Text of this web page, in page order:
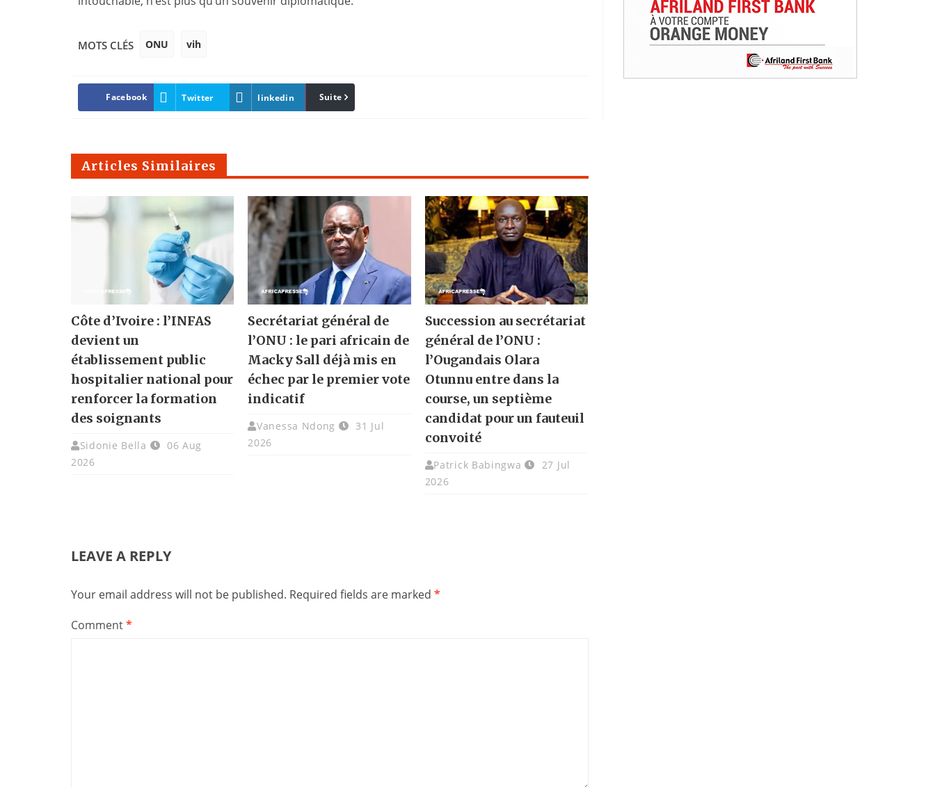
MOTS CLÉS ONU vih
Facebook Twitter linkedin Pinterest
Suite
Articles Similaires
Côte d’Ivoire : l’INFAS
devient un
établissement public
hospitalier national pour
renforcer la formation
des soignants
Sidonie Bella
06 Aug
2026
Secrétariat général de
l’ONU : le pari africain de
Macky Sall déjà mis en
échec par le premier vote
indicatif
Vanessa Ndong
31 Jul
2026
Succession au secrétariat
général de l’ONU :
l’Ougandais Olara
Otunnu entre dans la
course, un septième
candidat pour un fauteuil
convoité
Patrick Babingwa
27 Jul
2026
LEAVE A REPLY
Your email address will not be published. Required fields are marked *
Comment*